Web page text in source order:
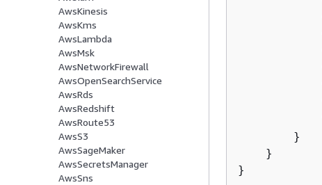
AwsKinesis
AwsKms
AwsLambda
AwsMsk
AwsNetworkFirewall
AwsOpenSearchService
AwsRds
AwsRedshift
AwsRoute53
AwsS3
AwsSageMaker
AwsSecretsManager
AwsSns
        }
    }
}